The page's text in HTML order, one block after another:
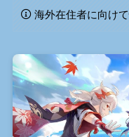
海外在住者に向け